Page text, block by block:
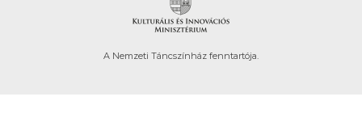
A Nemzeti Táncszínház fenntartója.